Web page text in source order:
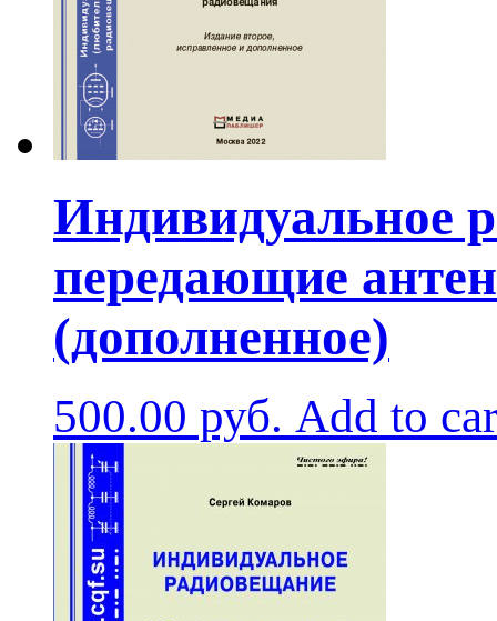
Индивидуальное
передающие
(дополненное)
500.00 руб. Add to